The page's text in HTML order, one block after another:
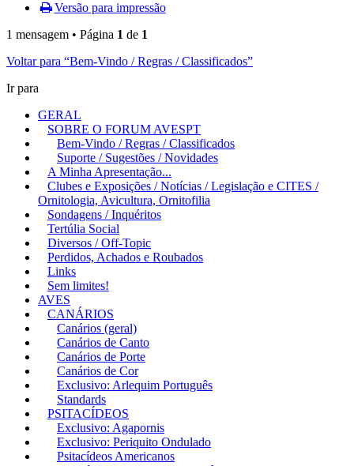
Versão para impressão
1 mensagem • Página 1 de 1
Voltar para “Bem-Vindo / Regras / Classificados”
Ir para
GERAL
SOBRE O FORUM AVESPT
Bem-Vindo / Regras / Classificados
Suporte / Sugestões / Novidades
A Minha Apresentação...
Clubes e Exposições / Notícias / Legislação e CITES /
Ornitologia, Avicultura, Ornitofilia
Sondagens / Inquéritos
Tertúlia Social
Diversos / Off-Topic
Perdidos, Achados e Roubados
Links
Sem limites!
AVES
CANÁRIOS
Canários (geral)
Canários de Canto
Canários de Porte
Canários de Cor
Exclusivo: Arlequim Português
Standards
PSITACÍDEOS
Exclusivo: Agapornis
Exclusivo: Periquito Ondulado
Psitacídeos Americanos